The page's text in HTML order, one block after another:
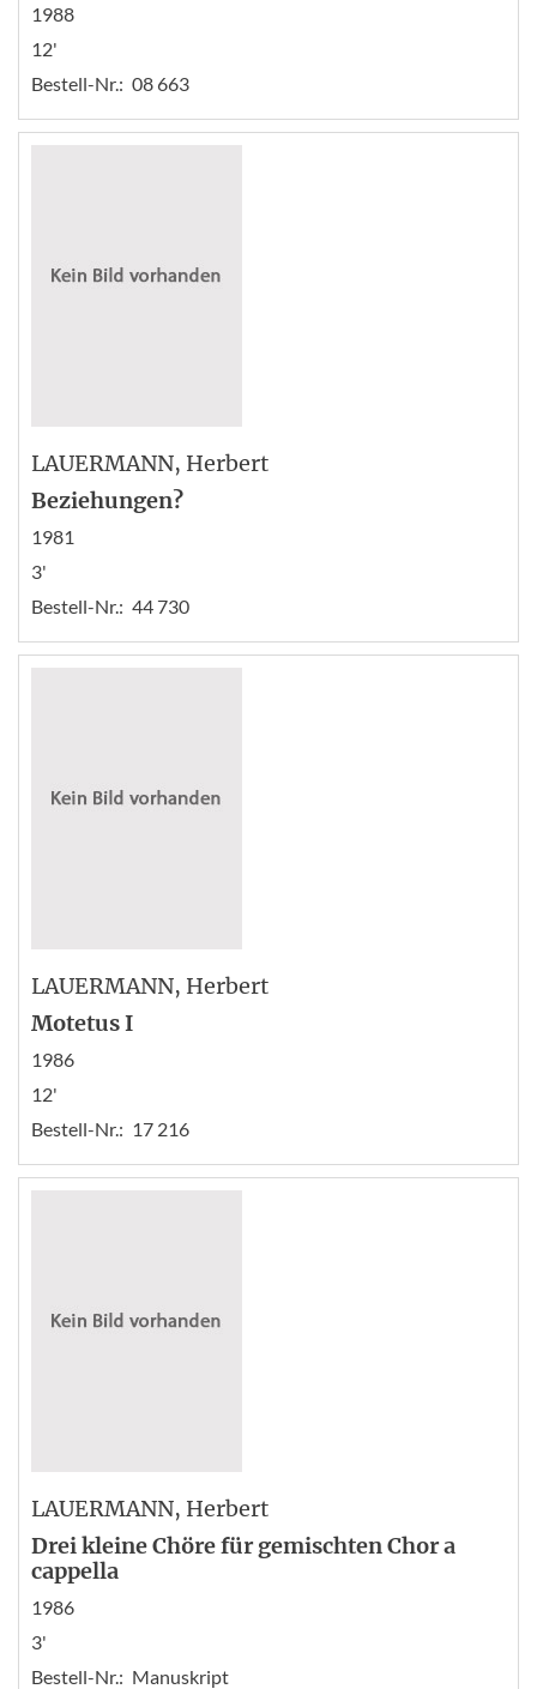
1988
12'
Bestell-Nr.: 08 663
LAUERMANN, Herbert
Beziehungen?
1981
3'
Bestell-Nr.: 44 730
LAUERMANN, Herbert
Motetus I
1986
12'
Bestell-Nr.: 17 216
LAUERMANN, Herbert
Drei kleine Chöre für gemischten Chor a
cappella
1986
3'
Bestell-Nr.: Manuskript